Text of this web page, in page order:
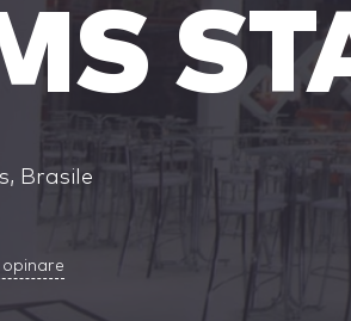
Brasile